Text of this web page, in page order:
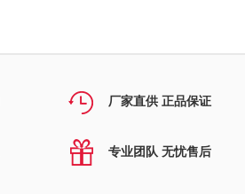
厂家直供 正品保证
专业团队 无忧售后